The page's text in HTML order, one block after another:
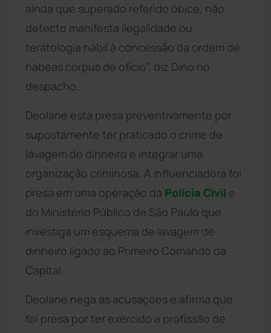
ainda que superado referido óbice, não
detecto manifesta ilegalidade ou
teratologia hábil à concessão da ordem de
habeas corpus de ofício”, diz Dino no
despacho.
Deolane está presa preventivamente por
supostamente ter praticado o crime de
lavagem de dinheiro e integrar uma
organização criminosa. A influenciadora foi
presa em uma operação da Polícia Civil e
do Ministério Público de São Paulo que
investiga um esquema de lavagem de
dinheiro ligado ao Primeiro Comando da
Capital.
Deolane nega as acusações e afirma que
foi presa por ter exercido a profissão de